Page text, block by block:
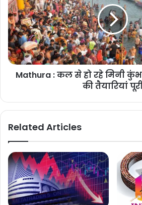
Mathura : कल से हो रहे मिनी कुंभ
की तैयारियां
Related Articles